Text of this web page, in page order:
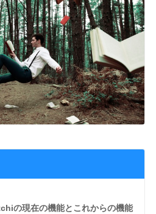
の現在の機能とこれからの機能